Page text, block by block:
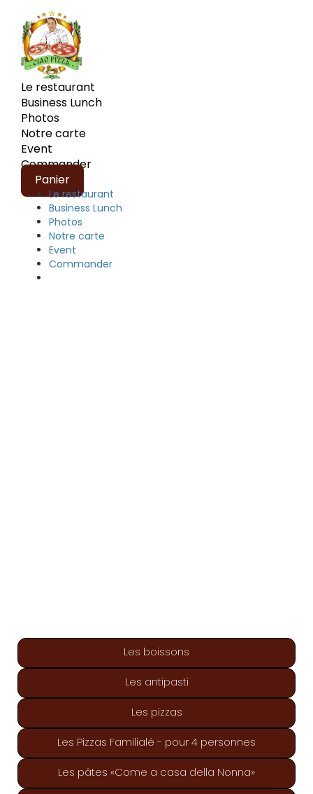
Le restaurant
Business Lunch
Photos
Notre carte
Event
Commander
Panier
Le restaurant
Business Lunch
Photos
Notre carte
Event
Commander
Les boissons
Les antipasti
Les pizzas
Les Pizzas Familialé - pour 4 personnes
Les pâtes «Come a casa della Nonna»